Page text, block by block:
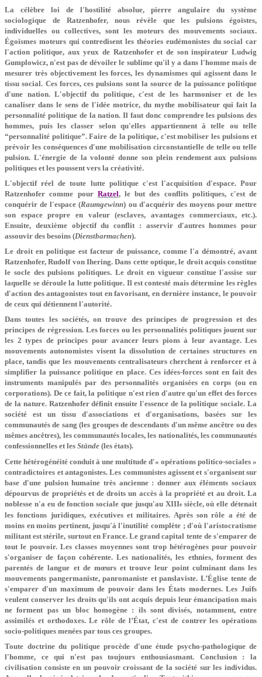
La célèbre loi de l'hostilité absolue, pierre angulaire du système
sociologique de Ratzenhofer, nous révèle que les pulsions égoïstes,
individuelles ou collectives, sont les moteurs des mouvements sociaux.
Égoïsmes moteurs qui contredisent les théories eudémonistes du social car
l'action politique, aux yeux de Ratzenhofer et de son inspirateur Ludwig
Gumplowicz, n'est pas de dévoiler le sublime qu'il y a dans l'homme mais de
mesurer très objectivement les forces, les dynamismes qui agissent dans le
tissu social. Ces forces, ces pulsions sont la source de la puissance politique
d'une nation. L'objectif du politique, c'est de les harmoniser et de les
canaliser dans le sens de l'idée motrice, du mythe mobilisateur qui fait la
personnalité politique de la nation. Il faut donc comprendre les pulsions des
hommes, puis les classer selon qu'elles appartiennent à telle ou telle
“personnalité politique”. Faire de la politique, c'est mobiliser les pulsions et
prévoir les conséquences d'une mobilisation circonstantielle de telle ou telle
pulsion. L'énergie de la volonté donne son plein rendement aux pulsions
politiques et les poussent vers la créativité.
L'objectif réel de toute lutte politique c'est l'acquisition d'espace. Pour
Ratzenhofer comme pour Ratzel, le but des conflits politiques, c'est de
conquérir de l'espace (Raumgewinn) ou d'acquérir des moyens pour mettre
son espace propre en valeur (esclaves, avantages commerciaux, etc.).
Ensuite, deuxième objectif du conflit : asservir d'autres hommes pour
assouvir des besoins (Dienstbarmachen).
Le droit en politique est facteur de puissance, comme l'a démontré, avant
Ratzenhofer, Rudolf von Ihering. Dans cette optique, le droit acquis constitue
le socle des pulsions politiques. Le droit en vigueur constitue l'assise sur
laquelle se déroule la lutte politique. Il est contesté mais détermine les règles
d'action des antagonistes tout en favorisant, en dernière instance, le pouvoir
de ceux qui détiennent l'autorité.
Dans toutes les sociétés, on trouve des principes de progression et des
principes de régression. Les forces ou les personnalités politiques jouent sur
les 2 types de principes pour avancer leurs pions à leur avantage. Les
mouvements autonomistes visent la dissolution de certaines structures en
place, tandis que les mouvements centralisateurs cherchent à renforcer et à
simplifier la puissance politique en place. Ces idées-forces sont en fait des
instruments manipulés par des personnalités organisées en corps (ou en
corporations). De ce fait, la politique n'est rien d'autre qu'un effet des forces
de la nature. Ratzenhofer définit ensuite l'essence de la politique sociale. La
société est un tissu d'associations et d'organisations, basées sur les
communautés de sang (les groupes de descendants d'un même ancêtre ou des
mêmes ancêtres), les communautés locales, les nationalités, les communautés
confessionnelles et lesStände (les états).
Cette hétérogénéité conduit à une multitude d'« opérations politico-sociales »
contradictoires et antagonistes. Les communistes agissent et s'organisent sur
base d'une pulsion humaine très ancienne : donner aux éléments sociaux
dépourvus de propriétés et de droits un accès à la propriété et au droit. La
noblesse n'a eu de fonction sociale que jusqu'au XIIIesiècle, où elle détenait
les fonctions juridiques, exécutives et militaires. Après son rôle a été de
moins en moins pertinent, jusqu'à l'inutilité complète ; d'où l'aristocratisme
militant est stérile, surtout en France. Le grand capital tente de s'emparer de
tout le pouvoir. Les classes moyennes sont trop hétérogènes pour pouvoir
s'organiser de façon cohérente. Les nationalités, les ethnies, forment des
parentés de langue et de mœurs et trouve leur point culminant dans les
mouvements pangermaniste, panromaniste et panslaviste. L’Église tente de
s'emparer d'un maximum de pouvoir dans les États modernes. Les Juifs
veulent conserver les droits qu'ils ont acquis depuis leur émancipation mais
ne forment pas un bloc homogène : ils sont divisés, notamment, entre
assimilés et orthodoxes. Le rôle de l’État, c'est de contrer les opérations
socio-politiques menées par tous ces groupes.
Toute doctrine du politique procède d'une étude psycho-pathologique de
l'homme, ce qui n'est pas toujours enthousiasmant. Conclusion : la
civilisation consiste en un pouvoir croissant de la société sur les individus.